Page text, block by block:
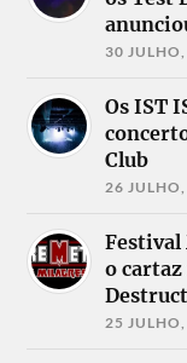
30
Os IST
Club
26
o
25